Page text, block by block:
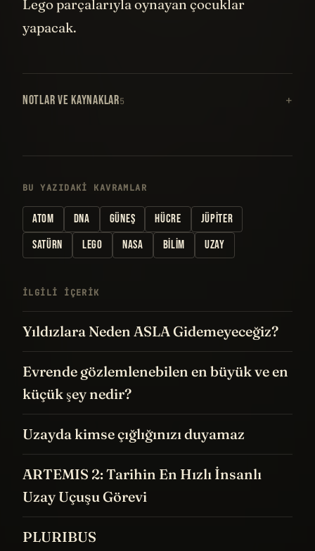
Lego parçalarıyla oynayan çocuklar
yapacak.
NOTLAR VE KAYNAKLAR5
BU YAZIDAKI KAVRAMLAR
ATOM DNA GÜNEŞ HÜCRE
JÜPITER
SATÜRN
LEGO NASA BILIM UZAY
İLGILI IÇERIK
Yıldızlara Neden ASLA Gidemeyeceğiz?
Evrende gözlemlenebilen en büyük ve en
küçük şey nedir?
Uzayda kimse çığlığınızı duyamaz
ARTEMIS 2: Tarihin En Hızlı İnsanlı
Uzay Uçuşu Görevi
PLURIBUS